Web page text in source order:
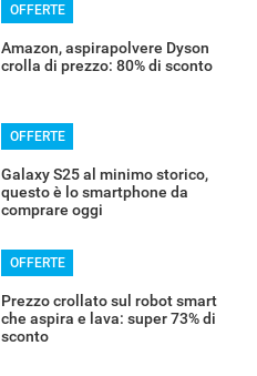
OFFERTE
Amazon, aspirapolvere Dyson
crolla di prezzo: 80% di sconto
OFFERTE
Galaxy S25 al minimo storico,
questo è lo smartphone da
comprare oggi
OFFERTE
Prezzo crollato sul robot smart
che aspira e lava: super 73% di
sconto